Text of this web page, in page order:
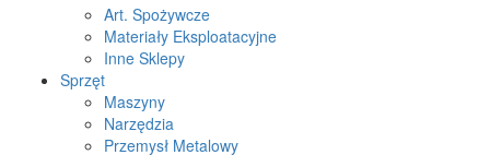
Art. Spożywcze
Materiały Eksploatacyjne
Inne Sklepy
Sprzęt
Maszyny
Narzędzia
Przemysł Metalowy